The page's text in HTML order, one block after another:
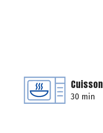
Cuisson
30 min